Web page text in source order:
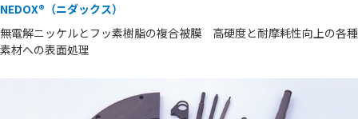
NEDOX®（ニダックス）
無電解ニッケルとフッ素樹脂の複合被膜 高硬度と耐摩耗性向上の各種
素材への表面処理